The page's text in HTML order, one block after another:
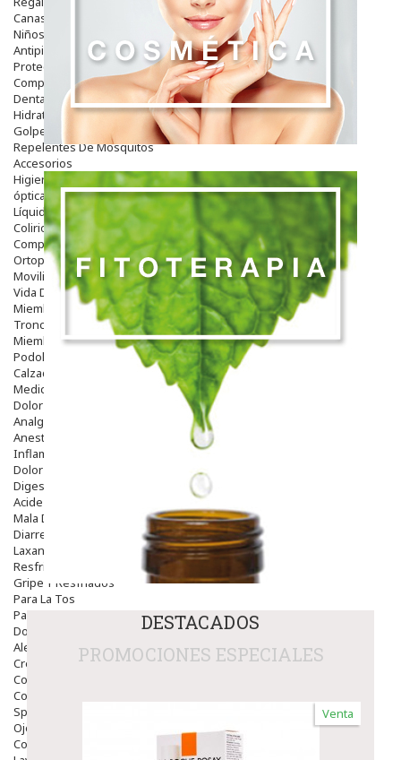
Canastilla
Niños
Antipiojos
Protección Solar
Complementos Alimentarios
Dentales
Hidratantes
Golpes Y Hematomas
Repelentes De Mosquitos
Accesorios
Higiene
óptica
Líquidos Lentillas
Colirios
Complementos Alimentarios.
Ortopedia - Accesorios
Movilidad
Vida Diaria
Miembro Superior
Tronco
Miembro Inferior
Podología
Calzado
Medicamentos
Dolor E Inflamación
Analgésicos
Anestésicos
Inflamación Articulaciones
Dolor Muscular / Articular
Digestivo
Acidez, Gases Y Ardores
Mala Digestion
Diarrea / Estreñimiento / Vómitos
Laxantes
Resfriados
Gripe Y Resfriados
Para La Tos
Para Descongestionar La Nariz
Dolor De Garganta
Alergias Y Picaduras
Cremas
Comprimidos
Colirios
Sprays
Ojos Y Oidos
Congestión
DESTACADOS
PROMOCIONES ESPECIALES
Venta